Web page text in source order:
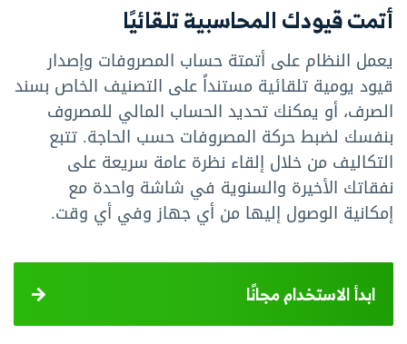
أتمت قيودك المحاسبية تلقائيًا
يعمل النظام على أتمتة حساب المصروفات وإصدار
قيود يومية تلقائية مستنداً على التصنيف الخاص بسند
الصرف، أو يمكنك تحديد الحساب المالي للمصروف
بنفسك لضبط حركة المصروفات حسب الحاجة. تتبع
التكاليف من خلال إلقاء نظرة عامة سريعة على
نفقاتك الأخيرة والسنوية في شاشة واحدة مع
إمكانية الوصول إليها من أي جهاز وفي أي وقت.
ابدأ الاستخدام مجانًا